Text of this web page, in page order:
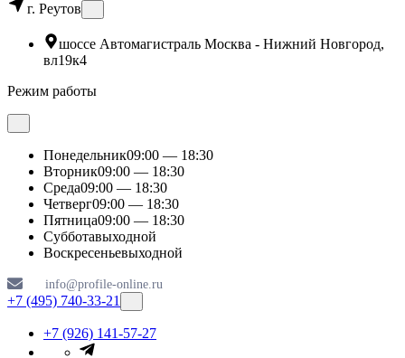
г. Реутов
шоссе Автомагистраль Москва - Нижний Новгород,
вл19к4
Режим работы
Понедельник09:00 — 18:30
Вторник09:00 — 18:30
Среда09:00 — 18:30
Четверг09:00 — 18:30
Пятница09:00 — 18:30
Субботавыходной
Воскресеньевыходной
info@profile-online.ru
+7 (495) 740-33-21
+7 (926) 141-57-27